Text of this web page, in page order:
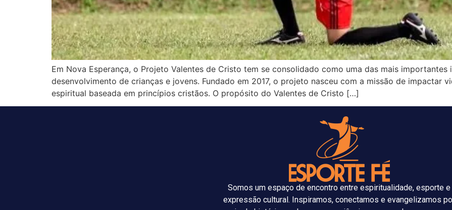
Em Nova Esperança, o Projeto Valentes de Cristo tem se consolidado como uma das mais
desenvolvimento de crianças e jovens. Fundado em 2017, o projeto nasceu com a missão de impactar
espiritual baseada em princípios cristãos. O propósito do Valentes de Cristo […]
Somos um espaço de encontro entre espiritualidade, esporte e
expressão cultural. Inspiramos, conectamos e evangelizamos